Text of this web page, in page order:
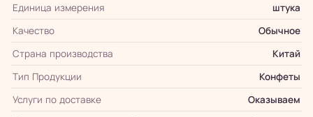
Единица измерения
штука
Качество
Обычное
Страна производства
Китай
Тип Продукции
Конфеты
Услуги по доставке
Оказываем